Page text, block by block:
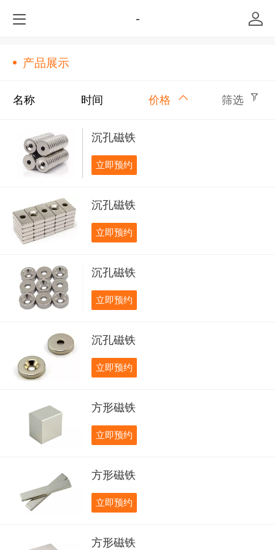
-
产品展示
名称 时间 价格 筛选
沉孔磁铁
立即预约
沉孔磁铁
立即预约
沉孔磁铁
立即预约
沉孔磁铁
立即预约
方形磁铁
立即预约
方形磁铁
立即预约
方形磁铁